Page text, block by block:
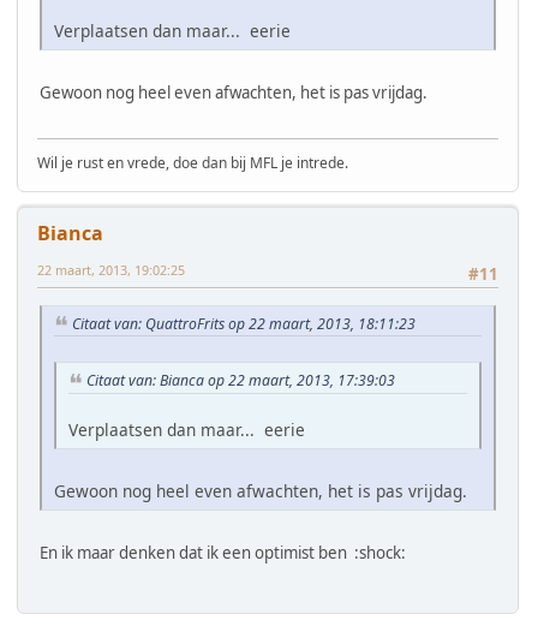
Verplaatsen dan maar... eerie
Gewoon nog heel even afwachten, het is pas vrijdag.
Wil je rust en vrede, doe dan bij MFL je intrede.
Bianca
#11
22 maart, 2013, 19:02:25
Citaat van: QuattroFrits op 22 maart, 2013, 18:11:23
Citaat van: Bianca op 22 maart, 2013, 17:39:03
Verplaatsen dan maar... eerie
Gewoon nog heel even afwachten, het is pas vrijdag.
En ik maar denken dat ik een optimist ben :shock: